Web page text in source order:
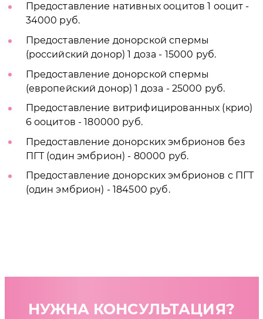
Предоставление нативных ооцитов 1 ооцит -
34000 руб.
Предоставление донорской спермы
(российский донор) 1 доза - 15000 руб.
Предоставление донорской спермы
(европейский донор) 1 доза - 25000 руб.
Предоставление витрифицированных (крио)
6 ооцитов - 180000 руб.
Предоставление донорских эмбрионов без
ПГТ (один эмбрион) - 80000 руб.
Предоставление донорских эмбрионов с ПГТ
(один эмбрион) - 184500 руб.
НУЖНА КОНСУЛЬТАЦИЯ?